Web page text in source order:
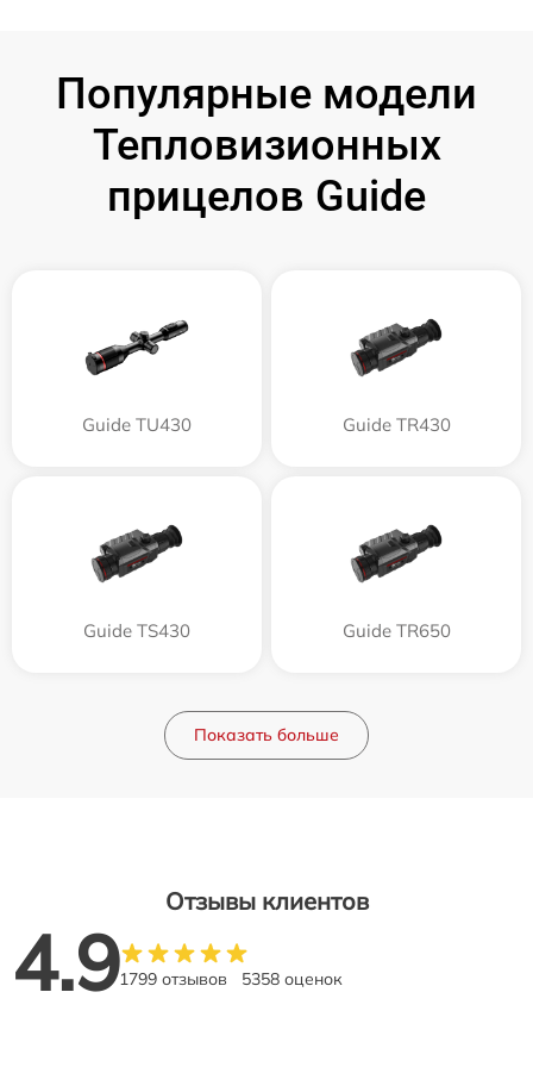
Популярные модели
Тепловизионных
прицелов Guide
Guide TU430 Guide TR430
Guide TS430 Guide TR650
Показать больше
Отзывы клиентов
4.91799 отзывов 5358 оценок